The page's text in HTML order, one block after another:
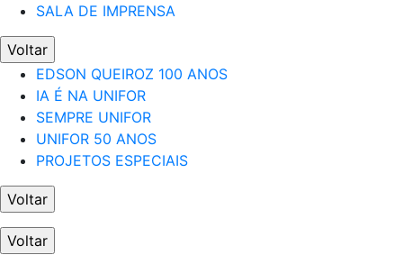
SALA DE IMPRENSA
Voltar
EDSON QUEIROZ 100 ANOS
IA É NA UNIFOR
SEMPRE UNIFOR
UNIFOR 50 ANOS
PROJETOS ESPECIAIS
Voltar
Voltar